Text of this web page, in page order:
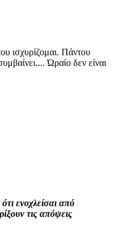
ισχυρίζομαι. Πάντου
Ώραίο δεν είναι
ενοχλείσαι από
τις απόψεις